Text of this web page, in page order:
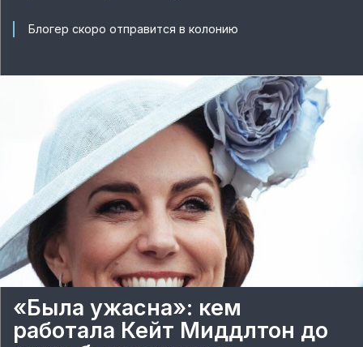
Блогер скоро отправится в колонию
«Была ужасна»: кем
работала Кейт Миддлтон до